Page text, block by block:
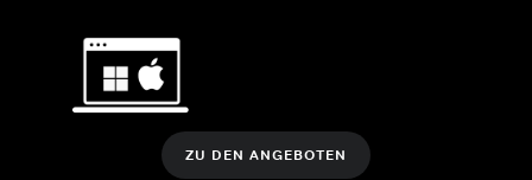
ZU DEN ANGEBOTEN